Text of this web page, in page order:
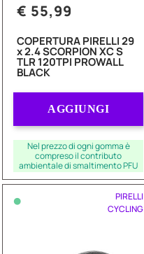
€ 55,99
COPERTURA PIRELLI 29
x 2.4 SCORPION XC S
TLR 120TPI PROWALL
BLACK
AGGIUNGI
Nel prezzo di ogni gomma è
compreso il contributo
ambientale di smaltimento PFU
•
PIRELLI
CYCLING